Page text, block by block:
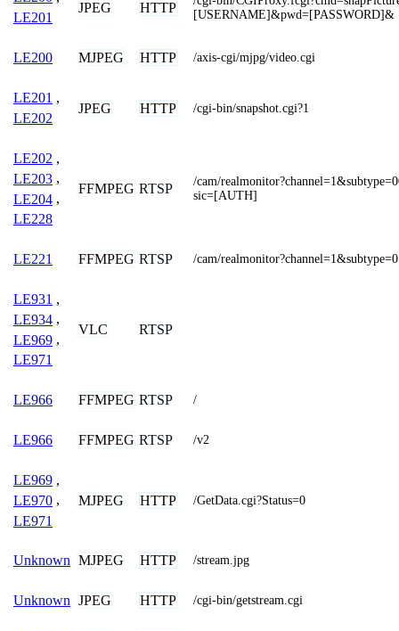
LE201
JPEG HTTP
[USERNAME]&pwd=[PASSWORD]&
LE200 MJPEG HTTP /axis-cgi/mjpg/video.cgi
LE201 ,
LE202
JPEG HTTP /cgi-bin/snapshot.cgi?1
LE202 ,
LE203 ,
LE204 ,
LE228
FFMPEG RTSP
/cam/
sic=[AUTH]
LE221 FFMPEG RTSP /cam/realmonitor?channel=1&subtype=0
LE931 ,
LE934 ,
LE969 ,
LE971
VLC RTSP
LE966 FFMPEG RTSP /
LE966 FFMPEG RTSP /v2
LE969 ,
LE970 ,
LE971
MJPEG HTTP /GetData.cgi?Status=0
Unknown MJPEG HTTP /stream.jpg
Unknown JPEG HTTP /cgi-bin/getstream.cgi